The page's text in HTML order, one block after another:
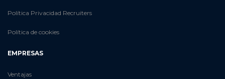
Política Privacidad Recruiters
Política de cookies
EMPRESAS
Ventajas